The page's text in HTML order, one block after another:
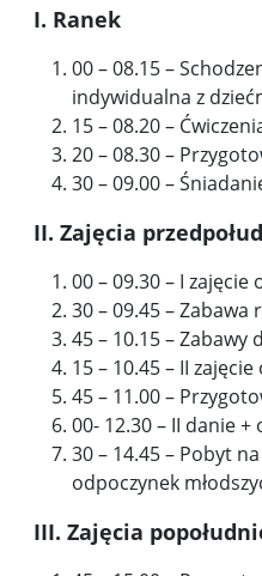
I. Ranek
00 – 08.15 –
indywidualna z
15 – 08.20 –
20 – 08.30 –
30 – 09.00 –
II. Zajęcia
00 – 09.30 – I zajęcie
30 – 09.45 – Zabawa
45 – 10.15 – Zabawy
15 – 10.45 – II
45 – 11.00 –
00- 12.30 – II danie +
30 – 14.45 – Pobyt
odpoczynek
III. Zajęcia